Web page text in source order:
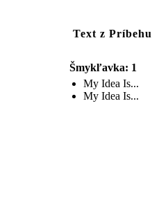
Text z Príbehu
Šmykľavka: 1
My Idea Is...
My Idea Is...